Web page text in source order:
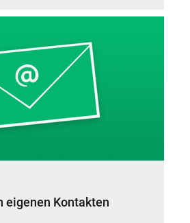
eigenen Kontakten